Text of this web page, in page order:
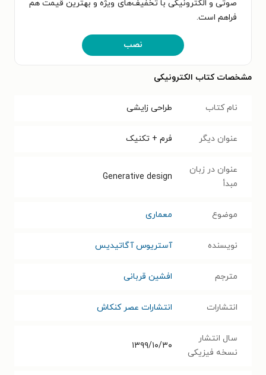
صوتی و الکترونیکی با تخفیف‌های ویژه و بهترین قیمت هم
فراهم است.
نصب
مشخصات کتاب الکترونیکی
نام کتاب طراحی زایشی
عنوان دیگر فرم + تکنیک
عنوان در زبان
مبدأ
Generative design
موضوع معماری
نویسنده آستریوس آگاتیدیس
مترجم افشین قربانی
انتشارات انتشارات عصر کنکاش
سال انتشار
نسخه فیزیکی
۱۳۹۹/۱۰/۳۰